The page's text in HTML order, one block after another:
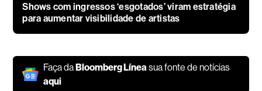
Shows com ingressos ‘esgotados’ viram estratégia
para aumentar visibilidade de artistas
Faça daBloomberg Línea sua fonte de notícias
aqui